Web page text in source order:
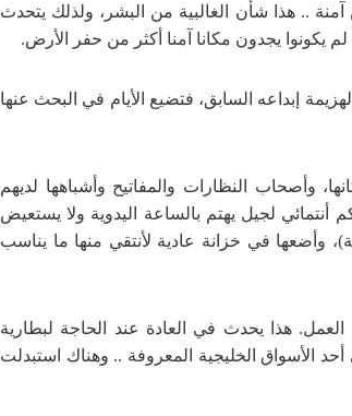
آمنة .. هذا شأن الغالبية من البشر، ولذلك يتحدث
يكونوا يجدون مكانا آمنا أكثر من حفر الأرض.
إبداعه السابق، فتضيع الأيام في البحث عنها
وأصحاب النظارات والمفاتيح وأشباهها لديهم
لجيل يهتم بالساعة اليدوية ولا يستعيض
وأضعها في خزانة عادية لأنتقي منها ما يناسب
هذا يحدث في العادة عند الحاجة لبطارية
الأسواق الخليجية المعروفة .. وهناك استبدلت